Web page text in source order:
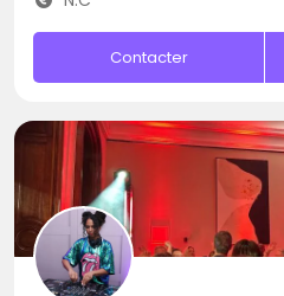
Contacter